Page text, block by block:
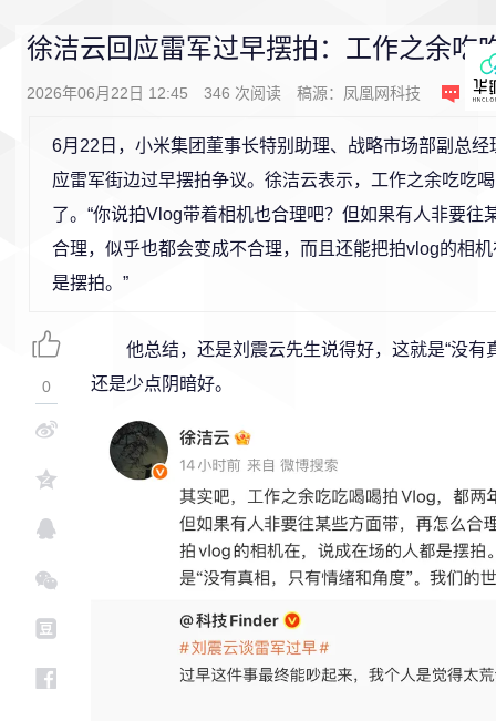
徐洁云回应雷军过早摆拍：工作之余吃
2026年06月22日 12:45 346 次阅读 稿源： 凤凰网科技 0条
6月22日，小米集团董事长特别助理、战略市场部副总经
应雷军街边过早摆拍争议。徐洁云表示，工作之余吃吃
了。“你说拍Vlog带着相机也合理吧？但如果有人非要往
合理，似乎也都会变成不合理，而且还能把拍vlog的相
是摆拍。”
他总结，还是刘震云先生说得好，这就是“没
还是少点阴暗好。
0